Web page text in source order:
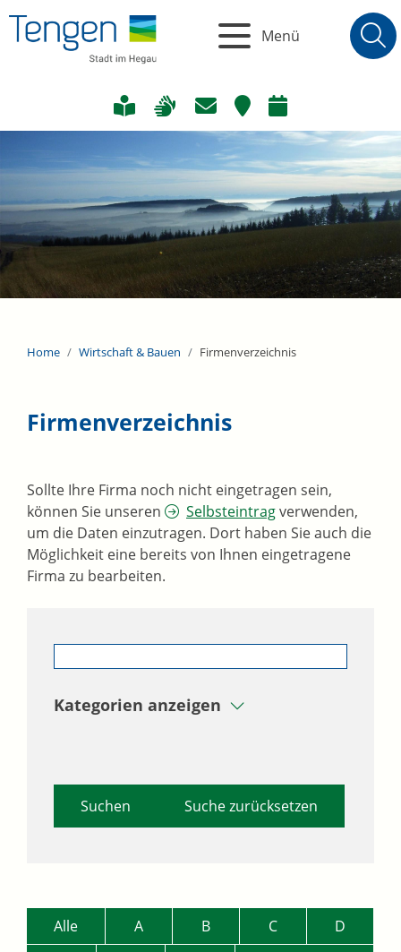
Menü
Home Wirtschaft & Bauen Firmenverzeichnis
Firmenverzeichnis
Sollte Ihre Firma noch nicht eingetragen sein,
können Sie unseren
Selbsteintragverwenden,
um die Daten einzutragen. Dort haben Sie auch die
Möglichkeit eine bereits von Ihnen eingetragene
Firma zu bearbeiten.
Kategorien anzeigen
Suche zurücksetzen
Alle A B C
D